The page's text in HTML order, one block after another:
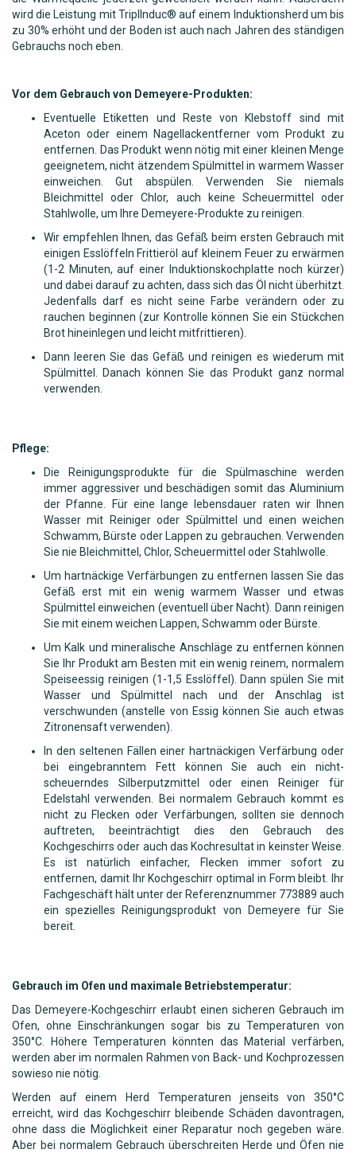
wird die Leistung mit TriplInduc® auf einem Induktionsherd um bis
zu 30% erhöht und der Boden ist auch nach Jahren des ständigen
Gebrauchs noch eben.
Vor dem Gebrauch von Demeyere-Produkten:
Eventuelle Etiketten und Reste von Klebstoff sind mit
Aceton oder einem Nagellackentferner vom Produkt zu
entfernen. Das Produkt wenn nötig mit einer kleinen Menge
geeignetem, nicht ätzendem Spülmittel in warmem Wasser
einweichen. Gut abspülen. Verwenden Sie niemals
Bleichmittel oder Chlor, auch keine Scheuermittel oder
Stahlwolle, um Ihre Demeyere-Produkte zu reinigen.
Wir empfehlen Ihnen, das Gefäß beim ersten Gebrauch mit
einigen Esslöffeln Frittieröl auf kleinem Feuer zu erwärmen
(1-2 Minuten, auf einer Induktionskochplatte noch kürzer)
und dabei darauf zu achten, dass sich das Öl nicht überhitzt.
Jedenfalls darf es nicht seine Farbe verändern oder zu
rauchen beginnen (zur Kontrolle können Sie ein Stückchen
Brot hineinlegen und leicht mitfrittieren).
Dann leeren Sie das Gefäß und reinigen es wiederum mit
Spülmittel. Danach können Sie das Produkt ganz normal
verwenden.
Pflege:
Die Reinigungsprodukte für die Spülmaschine werden
immer aggressiver und beschädigen somit das Aluminium
der Pfanne. Für eine lange lebensdauer raten wir Ihnen
Wasser mit Reiniger oder Spülmittel und einen weichen
Schwamm, Bürste oder Lappen zu gebrauchen. Verwenden
Sie nie Bleichmittel, Chlor, Scheuermittel oder Stahlwolle.
Um hartnäckige Verfärbungen zu entfernen lassen Sie das
Gefäß erst mit ein wenig warmem Wasser und etwas
Spülmittel einweichen (eventuell über Nacht). Dann reinigen
Sie mit einem weichen Lappen, Schwamm oder Bürste.
Um Kalk und mineralische Anschläge zu entfernen können
Sie Ihr Produkt am Besten mit ein wenig reinem, normalem
Speiseessig reinigen (1-1,5 Esslöffel). Dann spülen Sie mit
Wasser und Spülmittel nach und der Anschlag ist
verschwunden (anstelle von Essig können Sie auch etwas
Zitronensaft verwenden).
In den seltenen Fällen einer hartnäckigen Verfärbung oder
bei eingebranntem Fett können Sie auch ein nicht-
scheuerndes Silberputzmittel oder einen Reiniger für
Edelstahl verwenden. Bei normalem Gebrauch kommt es
nicht zu Flecken oder Verfärbungen, sollten sie dennoch
auftreten, beeinträchtigt dies den Gebrauch des
Kochgeschirrs oder auch das Kochresultat in keinster Weise.
Es ist natürlich einfacher, Flecken immer sofort zu
entfernen, damit Ihr Kochgeschirr optimal in Form bleibt. Ihr
Fachgeschäft hält unter der Referenznummer 773889 auch
ein spezielles Reinigungsprodukt von Demeyere für Sie
bereit.
Gebrauch im Ofen und maximale Betriebstemperatur:
Das Demeyere-Kochgeschirr erlaubt einen sicheren Gebrauch im
Ofen, ohne Einschränkungen sogar bis zu Temperaturen von
350°C. Höhere Temperaturen könnten das Material verfärben,
werden aber im normalen Rahmen von Back- und Kochprozessen
sowieso nie nötig.
Werden auf einem Herd Temperaturen jenseits von 350°C
erreicht, wird das Kochgeschirr bleibende Schäden davontragen,
ohne dass die Möglichkeit einer Reparatur noch gegeben wäre.
Aber bei normalem Gebrauch überschreiten Herde und Öfen nie